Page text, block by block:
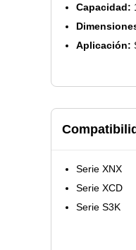
Capacidad:
Aplicación:
Serie XNX
Serie XCD
Serie S3K